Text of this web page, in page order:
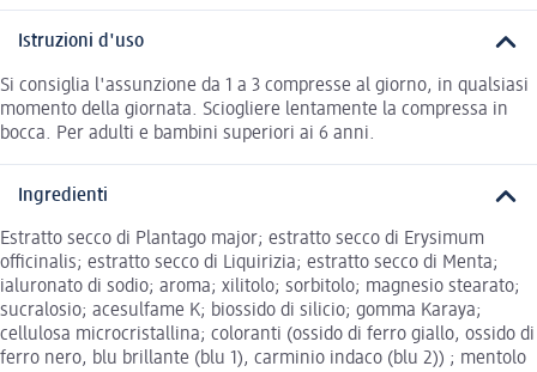
Istruzioni d'uso
Si consiglia l'assunzione da 1 a 3 compresse al giorno, in qualsiasi
momento della giornata. Sciogliere lentamente la compressa in
bocca. Per adulti e bambini superiori ai 6 anni.
Ingredienti
Estratto secco di Plantago major; estratto secco di Erysimum
officinalis; estratto secco di Liquirizia; estratto secco di Menta;
ialuronato di sodio; aroma; xilitolo; sorbitolo; magnesio stearato;
sucralosio; acesulfame K; biossido di silicio; gomma Karaya;
cellulosa microcristallina; coloranti (ossido di ferro giallo, ossido di
ferro nero, blu brillante (blu 1), carminio indaco (blu 2)) ; mentolo